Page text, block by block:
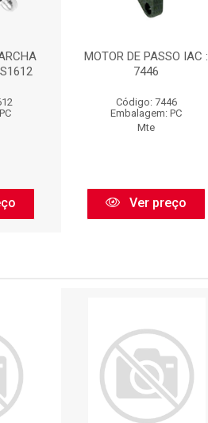
MOTOR DE PASSO IAC :
7446
Código: 7446
Embalagem: PC
Mte
Ver preço